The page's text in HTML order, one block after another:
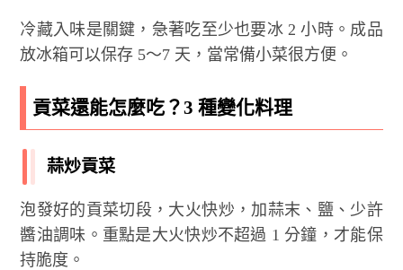
冷藏入味是關鍵，急著吃至少也要冰 2 小時。成品
放冰箱可以保存 5～7 天，當常備小菜很方便。
貢菜還能怎麼吃？3 種變化料理
蒜炒貢菜
泡發好的貢菜切段，大火快炒，加蒜末、鹽、少許
醬油調味。重點是大火快炒不超過 1 分鐘，才能保
持脆度。